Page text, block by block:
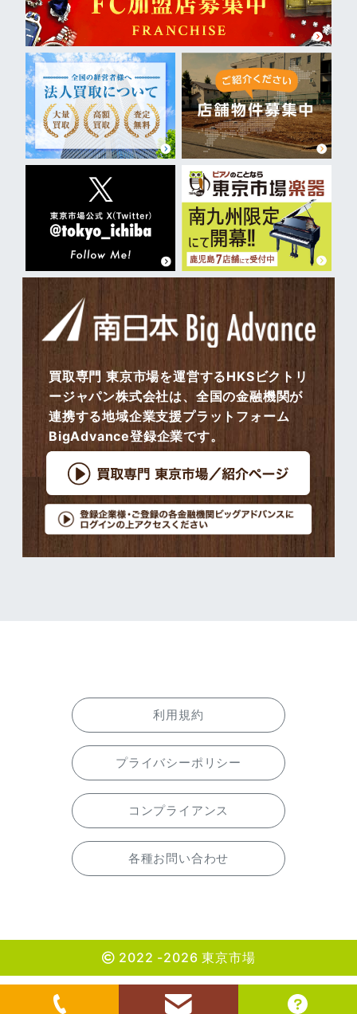
買取専門 東京市場を運営するHKSビクトリ
ージャパン株式会社は、全国の金融機関が
連携する地域企業支援プラットフォーム
BigAdvance登録企業です。
利用規約
プライバシーポリシー
コンプライアンス
各種お問い合わせ
2022 -2026 東京市場